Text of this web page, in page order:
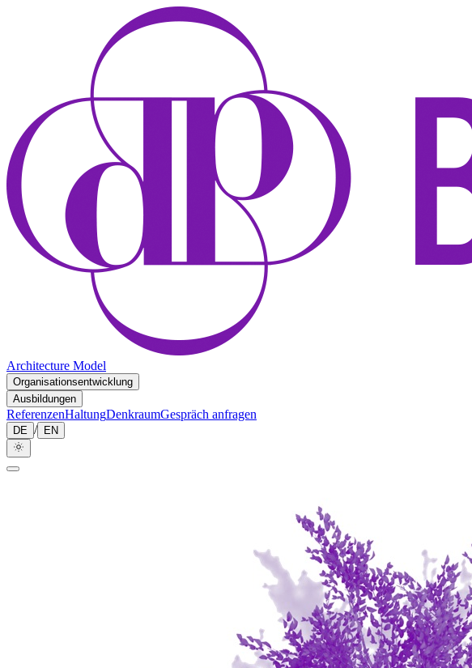
Architecture Model
Organisationsentwicklung
Ausbildungen
ReferenzenHaltungDenkraumGespräch anfragen
DE / EN